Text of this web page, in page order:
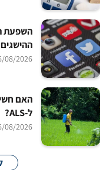
השפעת
08/2026
האם
ל-ALS?
08/2026